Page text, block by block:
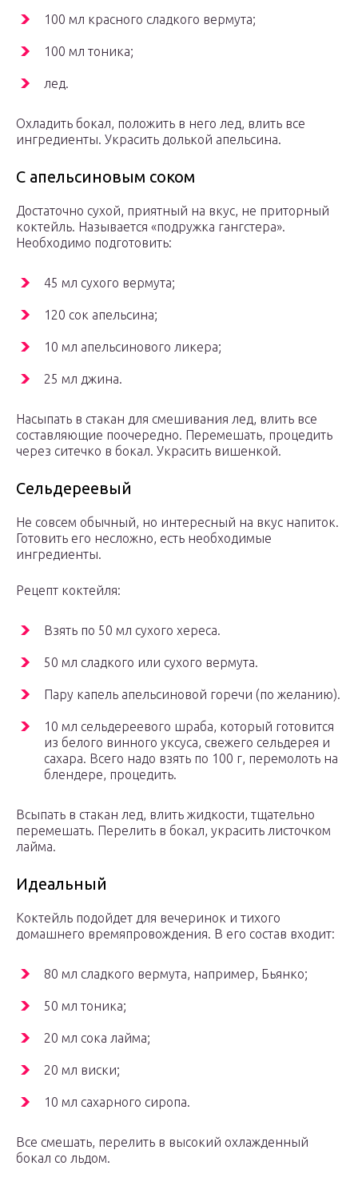
100 мл красного сладкого вермута;
100 мл тоника;
лед.
Охладить бокал, положить в него лед, влить все
ингредиенты. Украсить долькой апельсина.
С апельсиновым соком
Достаточно сухой, приятный на вкус, не приторный
коктейль. Называется «подружка гангстера».
Необходимо подготовить:
45 мл сухого вермута;
120 сок апельсина;
10 мл апельсинового ликера;
25 мл джина.
Насыпать в стакан для смешивания лед, влить все
составляющие поочередно. Перемешать, процедить
через ситечко в бокал. Украсить вишенкой.
Сельдереевый
Не совсем обычный, но интересный на вкус напиток.
Готовить его несложно, есть необходимые
ингредиенты.
Рецепт коктейля:
Взять по 50 мл сухого хереса.
50 мл сладкого или сухого вермута.
Пару капель апельсиновой горечи (по желанию).
10 мл сельдереевого шраба, который готовится
из белого винного уксуса, свежего сельдерея и
сахара. Всего надо взять по 100 г, перемолоть на
блендере, процедить.
Всыпать в стакан лед, влить жидкости, тщательно
перемешать. Перелить в бокал, украсить листочком
лайма.
Идеальный
Коктейль подойдет для вечеринок и тихого
домашнего времяпровождения. В его состав входит:
80 мл сладкого вермута, например, Бьянко;
50 мл тоника;
20 мл сока лайма;
20 мл виски;
10 мл сахарного сиропа.
Все смешать, перелить в высокий охлажденный
бокал со льдом.